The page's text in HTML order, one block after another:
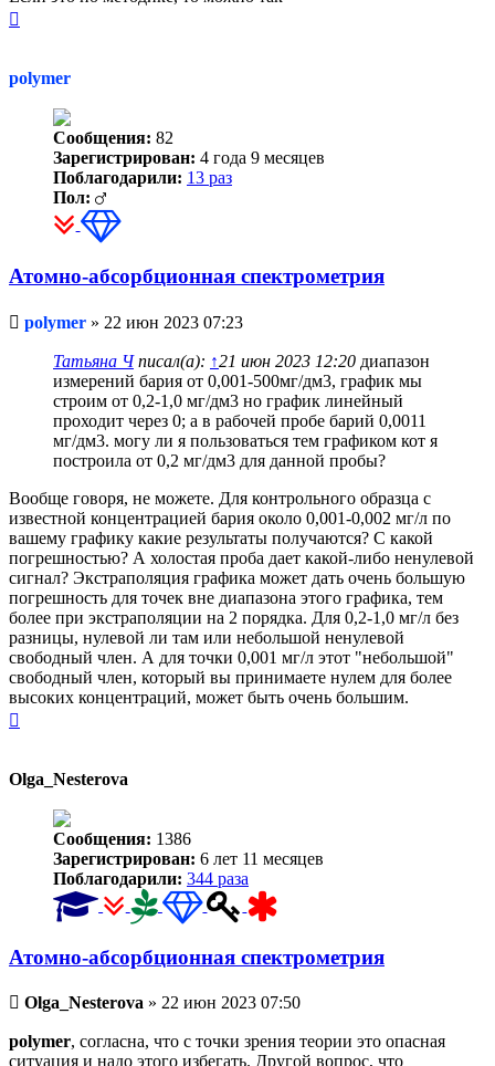
polymer
Сообщения: 82
Зарегистрирован: 4 года 9 месяцев
Поблагодарили: 13 раз
Пол:
Атомно-абсорбционная спектрометрия
Непрочитанное
сообщение
polymer » 22 июн 2023 07:23
Татьяна Чписал(а): ↑21 июн 2023 12:20 диапазон
измерений бария от 0,001-500мг/дм3, график мы
строим от 0,2-1,0 мг/дм3 но график линейный
проходит через 0; а в рабочей пробе барий 0,0011
мг/дм3. могу ли я пользоваться тем графиком кот я
построила от 0,2 мг/дм3 для данной пробы?
Вообще говоря, не можете. Для контрольного образца с
известной концентрацией бария около 0,001-0,002 мг/л по
вашему графику какие результаты получаются? С какой
погрешностью? А холостая проба дает какой-либо ненулевой
сигнал? Экстраполяция графика может дать очень большую
погрешность для точек вне диапазона этого графика, тем
более при экстраполяции на 2 порядка. Для 0,2-1,0 мг/л без
разницы, нулевой ли там или небольшой ненулевой
свободный член. А для точки 0,001 мг/л этот "небольшой"
свободный член, который вы принимаете нулем для более
высоких концентраций, может быть очень большим.
Olga_Nesterova
Сообщения: 1386
Зарегистрирован: 6 лет 11 месяцев
Поблагодарили: 344 раза
Атомно-абсорбционная спектрометрия
Непрочитанное
сообщение
Olga_Nesterova » 22 июн 2023 07:50
polymer, согласна, что с точки зрения теории это опасная
ситуация и надо этого избегать. Другой вопрос, что